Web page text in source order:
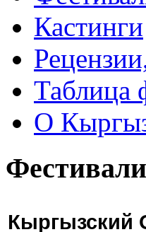
Кастинги
Таблица
О
Кыргызский